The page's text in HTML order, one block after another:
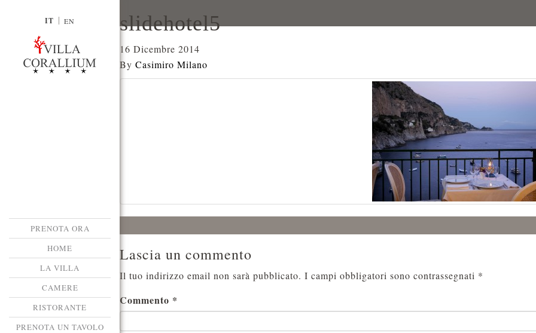
IT EN
PRENOTA ORA
HOME
LA VILLA
CAMERE
RISTORANTE
PRENOTA UN TAVOLO
slidehotel5
16 Dicembre 2014
By Casimiro Milano
Lascia un commento
Il tuo indirizzo email non sarà pubblicato. I campi obbligatori sono contrassegnati *
Commento *